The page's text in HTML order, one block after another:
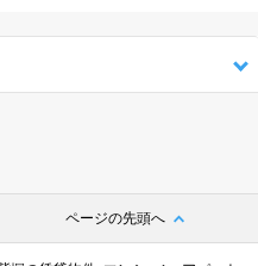
ページの先頭へ